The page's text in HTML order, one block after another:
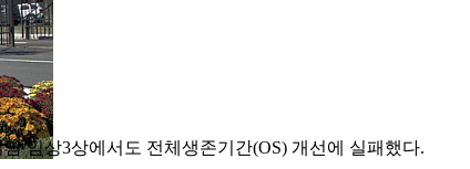
암 임상3상에서도 전체생존기간(OS) 개선에 실패했다.